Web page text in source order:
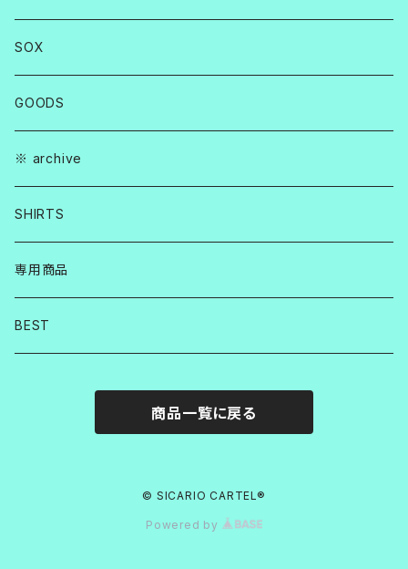
SOX
GOODS
※ archive
SHIRTS
専用商品
BEST
商品一覧に戻る
© SICARIO CARTEL®︎
Powered by